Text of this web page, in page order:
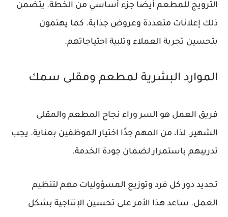
الترويج للمطعم أيضًا جزء أساسي من الخطة. يتضمن
ذلك إعلانات متعددة وعروض جذابة. كما يهتمون
بتحسين تجربة العملاء وتلبية احتياجاتهم.
الموارد البشرية لمطعم ومقلى سمك
فريق العمل هو السر وراء نجاح المطعم والمقلى
الشهير. لذا، من المهم جدًا اختيار الموظفين بعناية. يجب
تدريبهم باستمرار لضمان جودة الخدمة.
تحديد دور كل فرد وتوزيع المسؤوليات مهم لتنظيم
العمل. ساعد هذا الأمر على تحسين الإنتاجية بشكل